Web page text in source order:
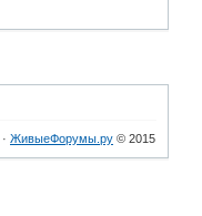
· ЖивыеФорумы.ру © 2015